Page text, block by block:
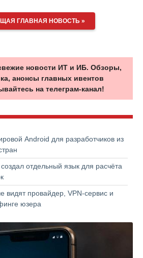
ГЛАВНАЯ НОВОСТЬ »
новости ИТ и ИБ. Обзоры,
анонсы главных ивентов
на телеграм-канал!
Android для разработчиков из
отдельный язык для расчёта
видят провайдер, VPN-сервис и
юзера